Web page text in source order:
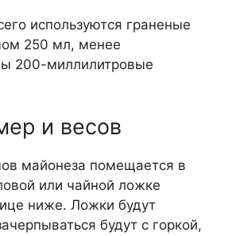
используются граненые
250 мл, менее
200-миллилитровые
и весов
майонеза помещается в
или чайной ложке
ниже. Ложки будут
будут с горкой,